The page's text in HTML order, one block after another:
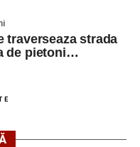
traverseaza strada
de pietoni…